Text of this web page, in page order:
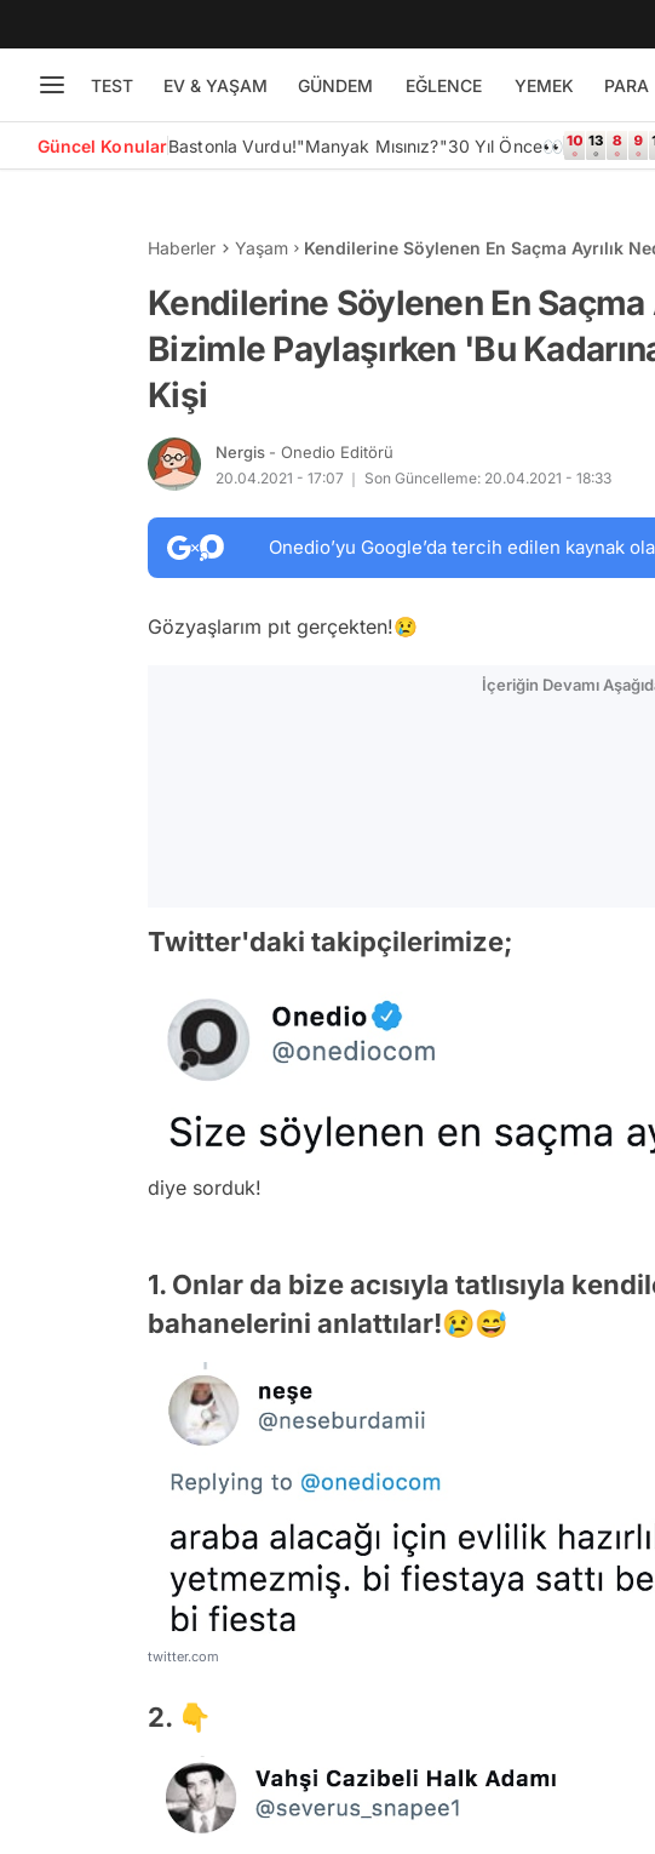
TEST EV & YAŞAM GÜNDEM EĞLENCE YEMEK PARA
Güncel KonularBastonla Vurdu!"Manyak Mısınız?"30 Yıl Önce👀
Haberler Yaşam
Kendilerine Söylenen En Saçma Ayrılık
Kendilerine Söylenen En Saçma
Bizimle Paylaşırken 'Bu
Kişi
Nergis - Onedio Editörü
20.04.2021 - 17:07 Son Güncelleme: 20.04.2021 - 18:33
Onedio’yu Google’da tercih edilen kaynak
Gözyaşlarım pıt gerçekten!😢
İçeriğin Devamı
Twitter'daki takipçilerimize;
diye sorduk!
1. Onlar da bize acısıyla tatlısıyla
bahanelerini anlattılar!😢😅
twitter.com
2. 👇